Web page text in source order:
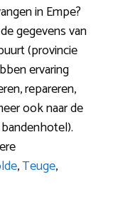
in Empe?
gegevens van
(provincie
ervaring
repareren,
ook naar de
,Teuge,